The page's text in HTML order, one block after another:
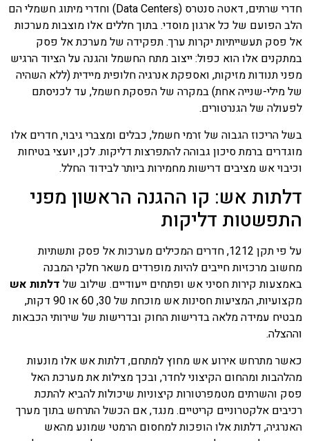
חדרי שרתים, דאטה סנטרס (Data Centers) וחדרי מיתוג חשמלי הם
הלב הפועם של כל ארגון מוסדי. בתוך חללים אלו מוצבות מערכות
אל פסק תעשייתיות יקרות ערך. תפקידה של מערכת אל פסק
במתקנים אלו הוא כפול: ייצוב מתח החשמל והגנה על הציוד הרגיש
מפני תנודות מזיקות, ואספקת אנרגיה חלופית מיידית (ללא השהיה
של מילי-שנייה אחת) במקרה של הפסקת חשמל, עד לכניסתם
לפעולה של הגנרטורים.
בשל הריכוז הגבוה של זרמי חשמל, כבלים ומצברי גיבוי, חדרים אלו
מוגדרים ברמת סיכון גבוהה להתפרצות דליקות. לכן, יועצי בטיחות
וכיבוי אש מציבים דרישות מחמירות ביותר לבידוד החלל.
דלתות אש: קו ההגנה הראשון מפני
התפשטות דליקות
על פי תקן 1212, חדרים המכילים מערכות אל פסק ותשתיות
מחשוב מרכזיות חייבים להיות מופרדים משאר חלקי המבנה
באמצעות קירות חסיני אש ופתחים ייעודיים. שילוב של דלתות אש
מקצועיות, המציעות חסינות אש מוכחת של 30, 60 או 90 דקות,
מבטיח עמידה מלאה בדרישות החוק ובדרישות של שירותי הכבאות
וההצלה.
כאשר מתרחש אירוע אש מחוץ למתחם, דלתות אש אלו מונעות
מהלהבות ומהחום הקיצוני לחדר, ובכך מצילות את מערכת האל
פסק והשרתים מטמפרטורות קיצוניות שיכולות להביא להתכת
רכיבים אלקטרוניים קריטיים. מנגד, אם הכשל התרחש בתוך מערך
האנרגיה, דלתות אלו הופכות למחסום הרמטי שמונע מהאש